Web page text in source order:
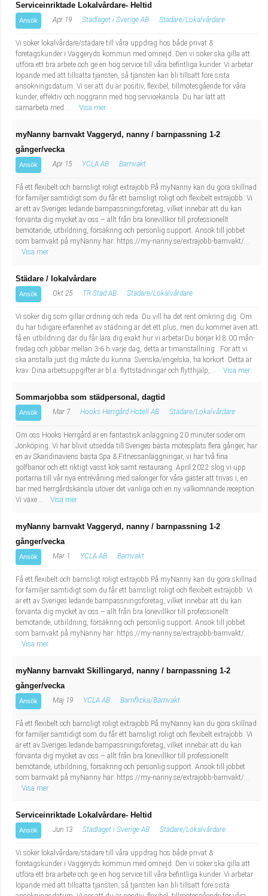
Serviceinriktade Lokalvårdare- Heltid
Ansök Apr 19 Städlaget i Sverige AB Städare/Lokalvårdare
Vi söker lokalvårdare/städare till våra uppdrag hos både privat &
företagskunder i Vaggeryds kommun med omnejd. Den vi söker ska gilla att
utföra ett bra arbete och ge en hög service till våra befintliga kunder. Vi arbetar
löpande med att tillsätta tjänsten, så tjänsten kan bli tillsatt före sista
ansökningsdatum. Vi ser att du är positiv, flexibel, tillmötesgående för våra
kunder, effektiv och noggrann med hög servicekänsla. Du har lätt att
samarbeta med ...
Visa mer
myNanny barnvakt Vaggeryd, nanny / barnpassning 1-2
gånger/vecka
Ansök Apr 15 YCLA AB Barnvakt
Få ett flexibelt och barnsligt roligt extrajobb På myNanny kan du göra skillnad
för familjer samtidigt som du får ett barnsligt roligt och flexibelt extrajobb. Vi
är ett av Sveriges ledande barnpassningsföretag, vilket innebär att du kan
förvänta dig mycket av oss – allt från bra lönevillkor till professionellt
bemötande, utbildning, försäkring och personlig support. Ansök till jobbet
som barnvakt på myNanny här: https://my-nanny.se/extrajobb-barnvakt/...
Visa mer
Städare / lokalvårdare
Ansök Okt 25 TR Städ AB Städare/Lokalvårdare
Vi söker dig som gillar ordning och reda. Du vill ha det rent omkring dig. Om
du har tidigare erfarenhet av städning är det ett plus, men du kommer även att
få en utbildning där du får lära dig exakt hur vi arbetar.Du börjar kl.8:00 mån-
fredag och jobbar mellan 3-6 h varje dag, detta är timanställning . För att vi
ska anställa just dig måste du kunna: Svenska/engelska, ha körkort. Detta är
krav. Dina arbetsuppgifter är bl a: flyttstädningar och flytthjälp,...
Visa mer
Sommarjobba som städpersonal, dagtid
Ansök Mar 7 Hooks Herrgård Hotell AB Städare/Lokalvårdare
Om oss Hooks Herrgård är en fantastisk anläggning 20 minuter söder om
Jönköping. Vi har blivit utsedda till Sveriges bästa mötesplats flera gånger, har
en av Skandinaviens bästa Spa & Fitnessanläggningar, vi har två fina
golfbanor och ett riktigt vasst kök samt restaurang. April 2022 slog vi upp
portarna till vår nya entrévåning med salonger för våra gäster att trivas i, en
bar med herrgårdskänsla utöver det vanliga och en ny välkomnande reception.
Vi växe...
Visa mer
myNanny barnvakt Vaggeryd, nanny / barnpassning 1-2
gånger/vecka
Ansök Mar 1 YCLA AB Barnvakt
Få ett flexibelt och barnsligt roligt extrajobb På myNanny kan du göra skillnad
för familjer samtidigt som du får ett barnsligt roligt och flexibelt extrajobb. Vi
är ett av Sveriges ledande barnpassningsföretag, vilket innebär att du kan
förvänta dig mycket av oss – allt från bra lönevillkor till professionellt
bemötande, utbildning, försäkring och personlig support. Ansök till jobbet
som barnvakt på myNanny här: https://my-nanny.se/extrajobb-barnvakt/...
Visa mer
myNanny barnvakt Skillingaryd, nanny / barnpassning 1-2
gånger/vecka
Ansök Maj 19 YCLA AB Barnflicka/Barnvakt
Få ett flexibelt och barnsligt roligt extrajobb På myNanny kan du göra skillnad
för familjer samtidigt som du får ett barnsligt roligt och flexibelt extrajobb. Vi
är ett av Sveriges ledande barnpassningsföretag, vilket innebär att du kan
förvänta dig mycket av oss – allt från bra lönevillkor till professionellt
bemötande, utbildning, försäkring och personlig support. Ansök till jobbet
som barnvakt på myNanny här: https://my-nanny.se/extrajobb-barnvakt/...
Visa mer
Serviceinriktade Lokalvårdare- Heltid
Ansök Jun 13 Städlaget i Sverige AB Städare/Lokalvårdare
Vi söker lokalvårdare/städare till våra uppdrag hos både privat &
företagskunder i Vaggeryds kommun med omnejd. Den vi söker ska gilla att
utföra ett bra arbete och ge en hög service till våra befintliga kunder. Vi arbetar
löpande med att tillsätta tjänsten, så tjänsten kan bli tillsatt före sista